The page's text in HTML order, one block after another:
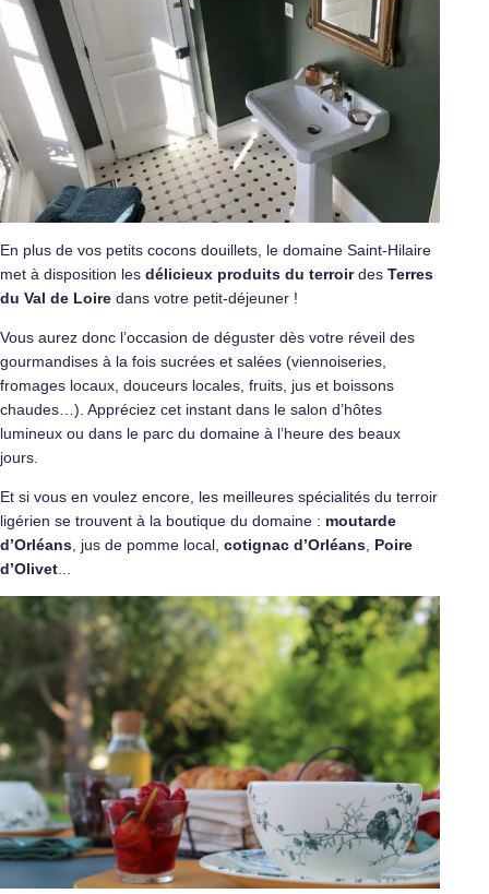
En plus de vos petits cocons douillets, le domaine Saint-Hilaire
met à disposition les délicieux produits du terroirdes Terres
du Val de Loire dans votre petit-déjeuner !
Vous aurez donc l’occasion de déguster dès votre réveil des
gourmandises à la fois sucrées et salées (viennoiseries,
fromages locaux, douceurs locales, fruits, jus et boissons
chaudes…). Appréciez cet instant dans le salon d’hôtes
lumineux ou dans le parc du domaine à l’heure des beaux
jours.
Et si vous en voulez encore, les meilleures spécialités du terroir
ligérien se trouvent à la boutique du domaine : moutarde
d’Orléans , jus de pomme local, cotignac d’Orléans Poire
d’Olivet